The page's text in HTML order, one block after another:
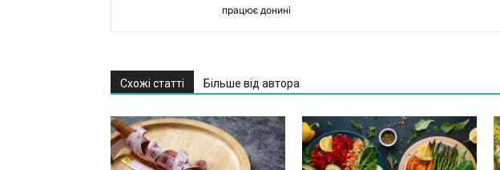
працює донині
Схожі статті Більше від автора